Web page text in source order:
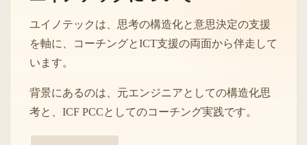
ユイノテックは、思考の構造化と意思決定の支援
を軸に、コーチングとICT支援の両面から伴走して
います。
背景にあるのは、元エンジニアとしての構造化思
考と、ICF PCCとしてのコーチング実践です。